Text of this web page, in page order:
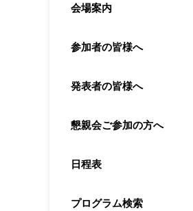
会場案内
参加者の皆様へ
発表者の皆様へ
懇親会ご参加の方へ
日程表
プログラム検索